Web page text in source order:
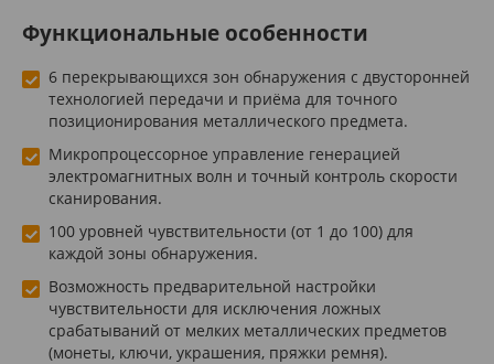
Функциональные особенности
6 перекрывающихся зон обнаружения с двусторонней
технологией передачи и приёма для точного
позиционирования металлического предмета.
Микропроцессорное управление генерацией
электромагнитных волн и точный контроль скорости
сканирования.
100 уровней чувствительности (от 1 до 100) для
каждой зоны обнаружения.
Возможность предварительной настройки
чувствительности для исключения ложных
срабатываний от мелких металлических предметов
(монеты, ключи, украшения, пряжки ремня).